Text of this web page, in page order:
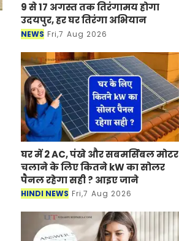
9 से 17 अगस्त तक तिरंगामय होगा
उदयपुर, हर घर तिरंगा अभियान
NEWS Fri,7 Aug 2026
घर में 2 AC, पंखे और सबमर्सिबल मोटर
चलाने के लिए कितने kW का सोलर
पैनल रहेगा सही ? आइए जाने
HINDI NEWS Fri,7 Aug 2026